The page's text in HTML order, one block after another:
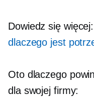
Dowiedz się więcej:
dlaczego jest
Oto dlaczego
dla swojej firmy: